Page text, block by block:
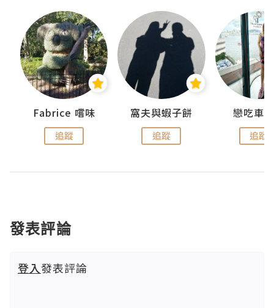
Fabrice 嚐味
追蹤
窩夫與蝦子餅
追蹤
戀吃車
追蹤
發表評論
登入發表評論